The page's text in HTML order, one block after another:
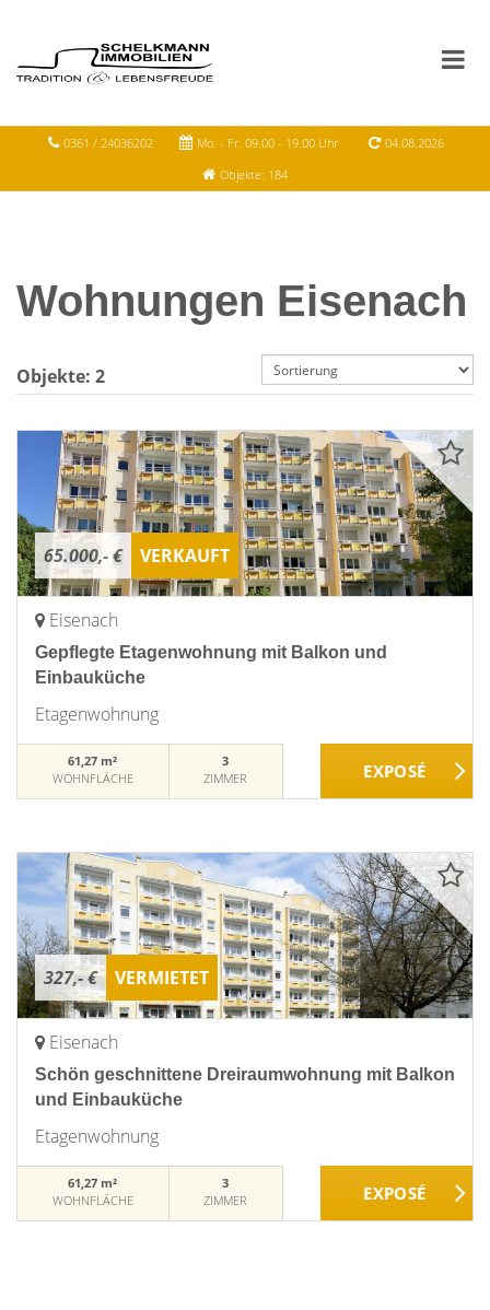
0361 / 24036202 Mo. - Fr. 09.00 - 19.00 Uhr
04.08.2026
Objekte: 184
Wohnungen Eisenach
Objekte: 2
65.000,- € VERKAUFT
Eisenach
Gepflegte Etagenwohnung mit Balkon und
Einbauküche
Etagenwohnung
61,27 m²
WOHNFLÄCHE
3
ZIMMER
327,- € VERMIETET
Eisenach
Schön geschnittene Dreiraumwohnung mit Balkon
und Einbauküche
Etagenwohnung
61,27 m²
WOHNFLÄCHE
3
ZIMMER